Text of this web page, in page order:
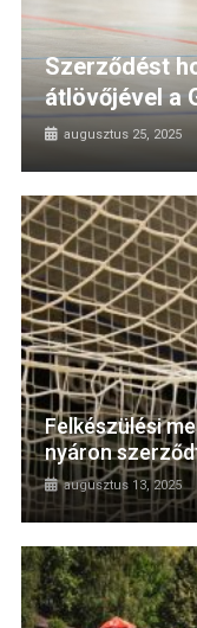
Szerződést
átlövőjével a
augusztus 25, 2025
Felkészülési
nyáron
augusztus 13, 2025